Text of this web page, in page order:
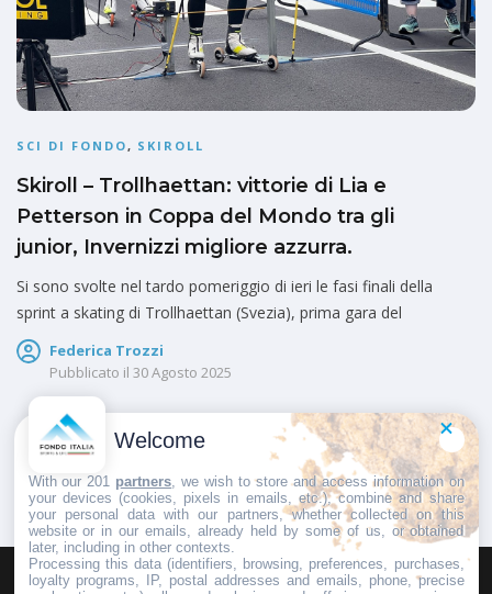
SCI DI FONDO, SKIROLL
Skiroll – Trollhaettan: vittorie di Lia e
Petterson in Coppa del Mondo tra gli
junior, Invernizzi migliore azzurra.
Si sono svolte nel tardo pomeriggio di ieri le fasi finali della
sprint a skating di Trollhaettan (Svezia), prima gara del
Federica Trozzi
Pubblicato il 30 Agosto 2025
Welcome
With our 201 partners , we wish to store and access information on
your devices (cookies, pixels in emails, etc.), combine and share
your personal data with our partners, whether collected on this
website or in our emails, already held by some of us, or obtained
later, including in other contexts.
Processing this data (identifiers, browsing, preferences, purchases,
loyalty programs, IP, postal addresses and emails, phone, precise